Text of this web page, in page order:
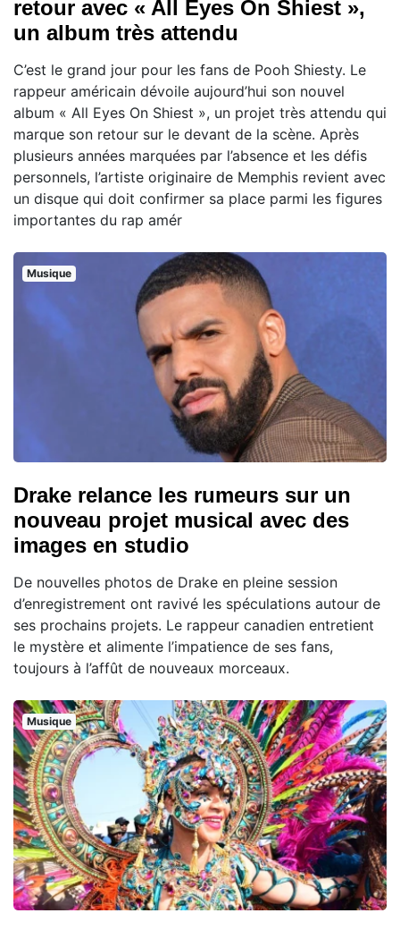
retour avec « All Eyes On Shiest »,
un album très attendu
C’est le grand jour pour les fans de Pooh Shiesty. Le
rappeur américain dévoile aujourd’hui son nouvel
album « All Eyes On Shiest », un projet très attendu qui
marque son retour sur le devant de la scène. Après
plusieurs années marquées par l’absence et les défis
personnels, l’artiste originaire de Memphis revient avec
un disque qui doit confirmer sa place parmi les figures
importantes du rap amér
Musique
Drake relance les rumeurs sur un
nouveau projet musical avec des
images en studio
De nouvelles photos de Drake en pleine session
d’enregistrement ont ravivé les spéculations autour de
ses prochains projets. Le rappeur canadien entretient
le mystère et alimente l’impatience de ses fans,
toujours à l’affût de nouveaux morceaux.
Musique